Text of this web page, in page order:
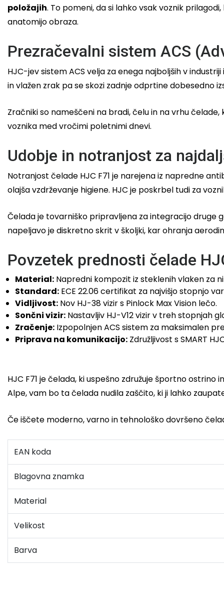
položajih. To pomeni, da si lahko vsak voznik
anatomijo obraza.
Prezračevalni sistem ACS
HJC-jev sistem ACS velja za enega najboljših v
in vlažen zrak pa se skozi zadnje odprtine dobesedno
Zračniki so nameščeni na bradi, čelu in na vrhu
voznika med vročimi poletnimi dnevi.
Udobje in notranjost za
Notranjost čelade HJC F71 je narejena iz napredne
olajša vzdrževanje higiene. HJC je poskrbel tudi za
Čelada je tovarniško pripravljena za integracijo druge
napeljavo je diskretno skrit v školjki, kar ohranja
Povzetek prednosti čelade
Material: Napredni kompozit iz steklenih vlaken za
Standard: ECE 22.06 certifikat za najvišjo stopnjo
Vidljivost: Nov HJ-38 vizir s Pinlock Max Vision lečo.
Sončni vizir: Nastavljiv HJ-V12 vizir v treh stopnjah
Zračenje: Izpopolnjen ACS sistem za maksimalen
Priprava na komunikacijo: Združljivost s SMART
HJC F71 je čelada, ki uspešno združuje športno
Alpe, vam bo ta čelada nudila zaščito, ki ji lahko
Če iščete moderno, varno in tehnološko dovršeno
EAN koda
Blagovna znamka
Material
Velikost
Barva